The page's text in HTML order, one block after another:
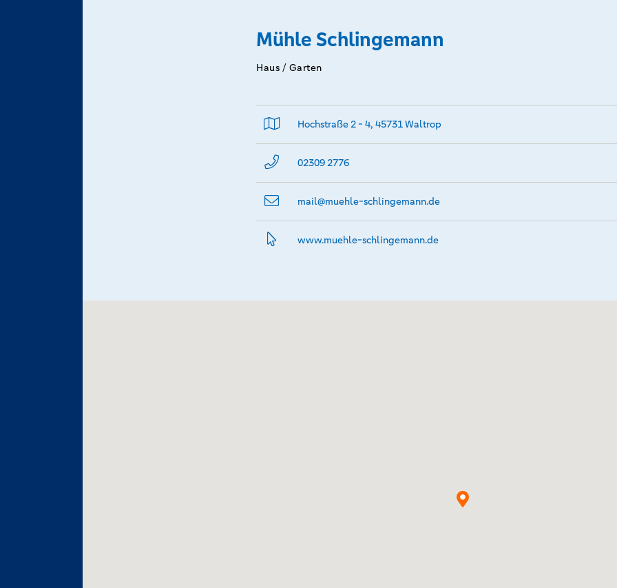
Mühle Schlingemann
Haus / Garten
Hochstraße 2 - 4, 45731 Waltrop
02309 2776
mail@­muehle-schlingemann.de
www.­muehle-schlingemann.­de